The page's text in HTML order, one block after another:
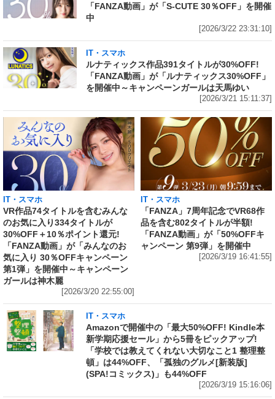
「FANZA動画」が「S-CUTE 30％OFF」を開催
中
[2026/3/22 23:31:10]
IT・スマホ
ルナティックス作品391タイトルが30%OFF!
「FANZA動画」が「ルナティックス30%OFF」
を開催中～キャンペーンガールは天馬ゆい
[2026/3/21 15:11:37]
IT・スマホ
VR作品74タイトルを含むみんな
のお気に入り334タイトルが
30%OFF＋10％ポイント還元!
「FANZA動画」が「みんなのお
気に入り 30％OFFキャンペーン
第1弾」を開催中～キャンペーン
ガールは神木麗
[2026/3/20 22:55:00]
IT・スマホ
「FANZA」7周年記念でVR68作
品を含む802タイトルが半額!
「FANZA動画」が「50%OFFキ
ャンペーン 第9弾」を開催中
[2026/3/19 16:41:55]
IT・スマホ
Amazonで開催中の「最大50%OFF! Kindle本
新学期応援セール」から5冊をピックアップ!
「学校では教えてくれない大切なこと1 整理整
頓」は44%OFF、「孤独のグルメ[新装版]
(SPA!コミックス)」も44%OFF
[2026/3/19 15:16:06]